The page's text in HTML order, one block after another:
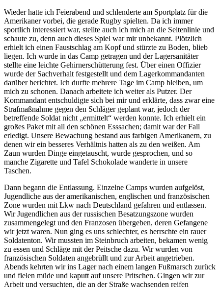
Wieder hatte ich Feierabend und schlenderte am Sportplatz für die
Amerikaner vorbei, die gerade Rugby spielten. Da ich immer
sportlich interessiert war, stellte auch ich mich an die Seitenlinie und
schaute zu, denn auch dieses Spiel war mir unbekannt. Plötzlich
erhielt ich einen Faustschlag am Kopf und stürzte zu Boden, blieb
liegen. Ich wurde in das Camp getragen und der Lagersanitäter
stellte eine leichte Gehirnerschütterung fest. Über einen Offizier
wurde der Sachverhalt festgestellt und dem Lagerkommandanten
darüber berichtet. Ich durfte mehrere Tage im Camp bleiben, um
mich zu schonen. Danach arbeitete ich weiter als Putzer. Der
Kommandant entschuldigte sich bei mir und erklärte, dass zwar eine
Strafmaßnahme gegen den Schläger geplant war, jedoch der
betreffende Soldat nicht
ermittelt
werden konnte. Ich erhielt ein
großes Paket mit all den schönen Esssachen; damit war der Fall
erledigt. Unsere Bewachung bestand aus farbigen Amerikanern, zu
denen wir ein besseres Verhältnis hatten als zu den weißen. Am
Zaun wurden Dinge eingetauscht, wurde gesprochen, und so
manche Zigarette und Tafel Schokolade wanderte in unsere
Taschen.
Dann begann die Entlassung. Einzelne Camps wurden aufgelöst,
Jugendliche aus der amerikanischen, englischen und französischen
Zone wurden mit Lkw nach Deutschland gefahren und entlassen.
Wir Jugendlichen aus der russischen Besatzungszone wurden
zusammengelegt und den Franzosen übergeben, deren Gefangene
wir jetzt waren. Nun ging es uns schlechter, es herrschte ein rauer
Soldatenton. Wir mussten im Steinbruch arbeiten, bekamen wenig
zu essen und Schläge mit der Peitsche dazu. Wir wurden von
französischen Soldaten angebrüllt und zur Arbeit angetrieben.
Abends kehrten wir ins Lager nach einem langen Fußmarsch zurück
und fielen müde und kaputt auf unsere Pritschen. Gingen wir zur
Arbeit und versuchten, die an der Straße wachsenden reifen